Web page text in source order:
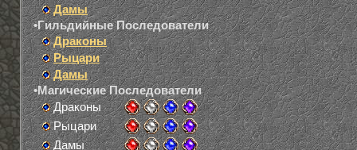
Дамы
•Гильдийные Последователи
Драконы
Рыцари
Дамы
•Магические Последователи
Драконы
Рыцари
Дамы